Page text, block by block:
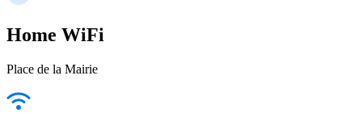
Home WiFi
Place de la Mairie